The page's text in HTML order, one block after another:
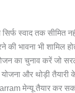
स्वाद तक सीमित
भावना भी शामिल
का चुनाव करें जो
और थोड़ी
मेन्यू तैयार कर